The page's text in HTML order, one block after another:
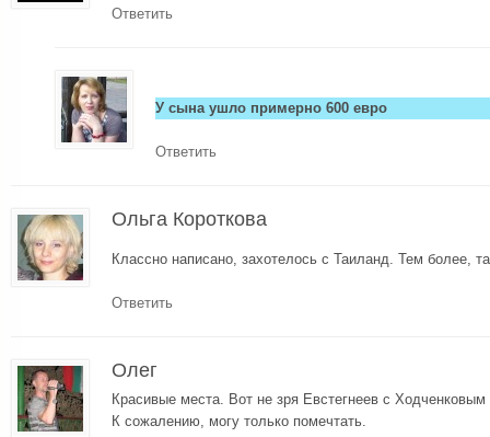
Ответить
У сына ушло примерно 600 евро
Ответить
Ольга Короткова
Классно написано, захотелось с Таиланд. Тем более,
Ответить
Олег
Красивые места. Вот не зря Евстегнеев с
К сожалению, могу только помечтать.